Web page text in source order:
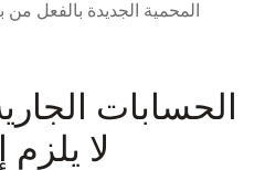
الحسابات
لا يلزم